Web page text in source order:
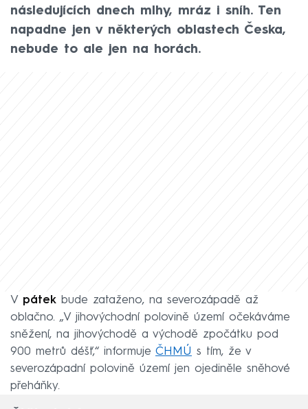
následujících dnech mlhy, mráz i sníh. Ten
napadne jen v některých oblastech Česka,
nebude to ale jen na horách.
V pátek bude zataženo, na severozápadě až
oblačno. „V jihovýchodní polovině území očekáváme
sněžení, na jihovýchodě a východě zpočátku pod
900 metrů déšť,“ informuje ČHMÚ s tím, že v
severozápadní polovině území jen ojediněle sněhové
přeháňky.